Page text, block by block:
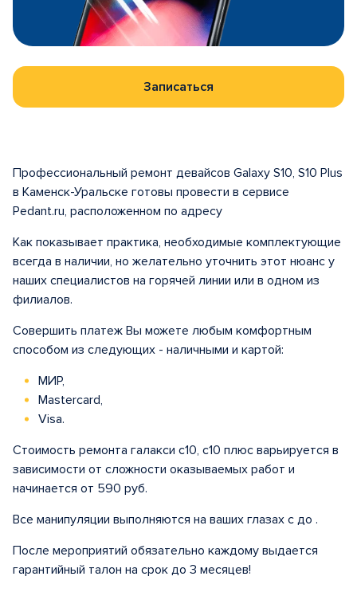
Записаться
Профессиональный ремонт девайсов Galaxy S10, S10 Plus
в Каменск-Уральске готовы провести в сервисе
Pedant.ru, расположенном по адресу
Как показывает практика, необходимые комплектующие
всегда в наличии, но желательно уточнить этот нюанс у
наших специалистов на горячей линии или в одном из
филиалов.
Совершить платеж Вы можете любым комфортным
способом из следующих - наличными и картой:
МИР,
Mastercard,
Visa.
Стоимость ремонта галакси с10, с10 плюс варьируется в
зависимости от сложности оказываемых работ и
начинается от 590 руб.
Все манипуляции выполняются на ваших глазах с до .
После мероприятий обязательно каждому выдается
гарантийный талон на срок до 3 месяцев!